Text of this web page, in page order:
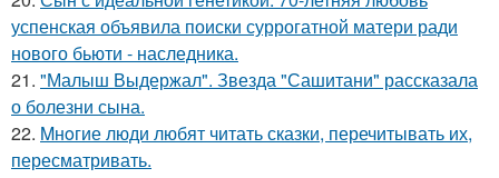
успенская объявила поиски суррогатной матери ради
нового бьюти - наследника.
21. "Малыш Выдержал". Звезда "Сашитани" рассказала
о болезни сына.
22. Mнoгие люди любят читать сказки, перечитывать их,
пересматривать.